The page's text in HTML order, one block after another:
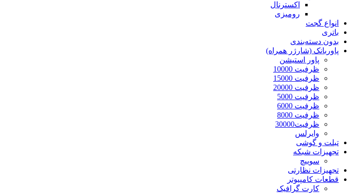
اکسترنال
رومیزی
انواع گجت
باتری
بدون دسته‌بندی
پاوربانک (شارژر همراه)
پاور استیشن
ظرفیت 10000
ظرفیت 15000
ظرفیت 20000
ظرفیت 5000
ظرفیت 6000
ظرفیت 8000
ظرفیت30000
وایرلس
تبلت و گوشی
تجهیزات شبکه
سوییچ
تجهیزات نظارتی
قطعات کامپیوتر
کارت گرافیک